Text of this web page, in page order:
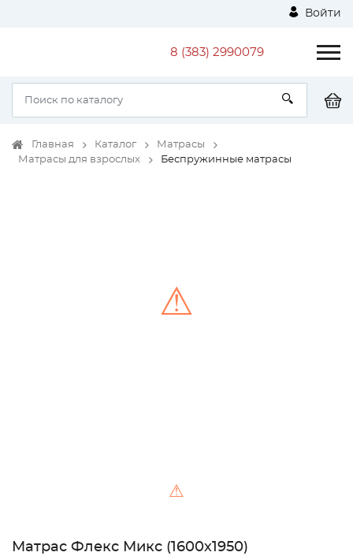
Войти
8 (383) 2990079
Главная Каталог
Матрасы
Матрасы для взрослых
Беспружинные матрасы
⚠
⚠
Матрас Флекс Микс (1600х1950)